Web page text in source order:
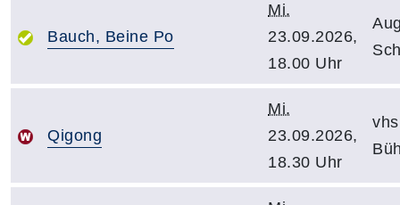
Bauch, Beine Po
Mi.
23.09.2026,
18.00 Uhr
Qigong
Mi.
23.09.2026,
18.30 Uhr